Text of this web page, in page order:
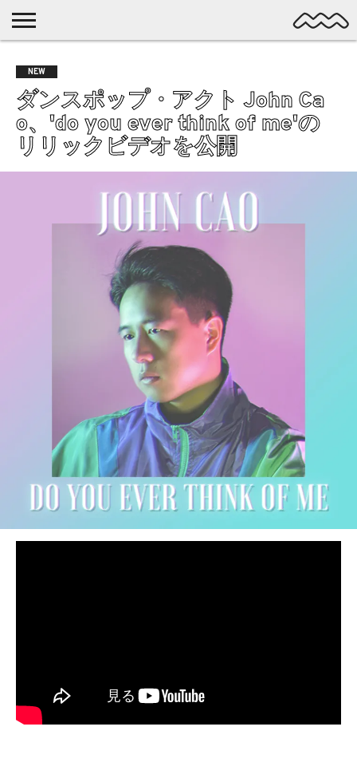
MUSIC
LATEST
POSTS
SPOTLIGHT
NYP
/ DL
DISCOVERY
POP
ALTERNATIVE
ELECTRONIC
SSW
NEW
ダンスポップ・アクト John Ca
o、'do you ever think of me'の
リリックビデオを公開